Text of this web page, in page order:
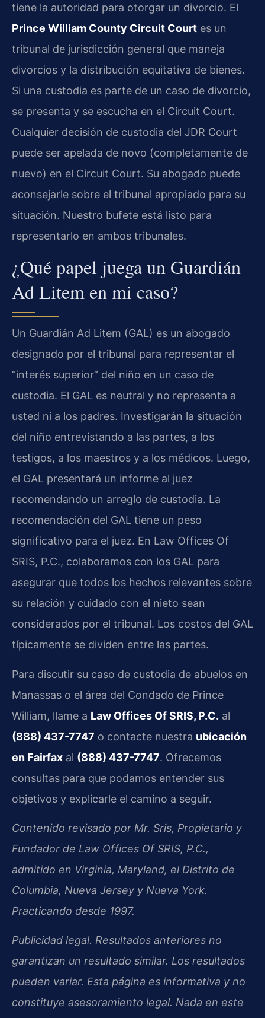
tiene la autoridad para otorgar un divorcio. El
Prince William County Circuit Court es un
tribunal de jurisdicción general que maneja
divorcios y la distribución equitativa de bienes.
Si una custodia es parte de un caso de divorcio,
se presenta y se escucha en el Circuit Court.
Cualquier decisión de custodia del JDR Court
puede ser apelada de novo (completamente de
nuevo) en el Circuit Court. Su abogado puede
aconsejarle sobre el tribunal apropiado para su
situación. Nuestro bufete está listo para
representarlo en ambos tribunales.
¿Qué papel juega un Guardián
Ad Litem en mi caso?
Un Guardián Ad Litem (GAL) es un abogado
designado por el tribunal para representar el
“interés superior” del niño en un caso de
custodia. El GAL es neutral y no representa a
usted ni a los padres. Investigarán la situación
del niño entrevistando a las partes, a los
testigos, a los maestros y a los médicos. Luego,
el GAL presentará un informe al juez
recomendando un arreglo de custodia. La
recomendación del GAL tiene un peso
significativo para el juez. En Law Offices Of
SRIS, P.C., colaboramos con los GAL para
asegurar que todos los hechos relevantes sobre
su relación y cuidado con el nieto sean
considerados por el tribunal. Los costos del GAL
típicamente se dividen entre las partes.
Para discutir su caso de custodia de abuelos en
Manassas o el área del Condado de Prince
William, llame a Law Offices Of SRIS, P.C. al
(888) 437-7747 o contacte nuestra ubicación
en Fairfax al (888) 437-7747. Ofrecemos
consultas para que podamos entender sus
objetivos y explicarle el camino a seguir.
Contenido revisado por Mr. Sris, Propietario y
Fundador de Law Offices Of SRIS, P.C.,
admitido en Virginia, Maryland, el Distrito de
Columbia, Nueva Jersey y Nueva York.
Practicando desde 1997.
Publicidad legal. Resultados anteriores no
garantizan un resultado similar. Los resultados
pueden variar. Esta página es informativa y no
constituye asesoramiento legal. Nada en este